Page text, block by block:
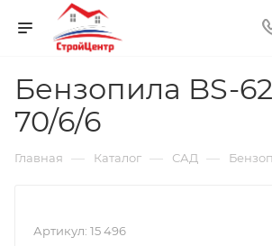
Бензопила BS-62
70/6/6
Главная — Каталог — САД —
Артикул: 15 496